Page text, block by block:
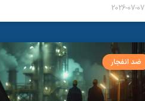
2026-07-07
ضد انفجار